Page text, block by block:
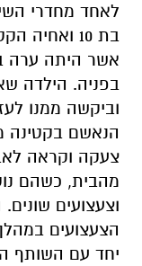
לאחד מחדרי
בת 10
אשר היתה ערה
בפניה. הילדה
וביקשה ממנו
הנאשם בקטינה
צעקה וקראה
וצעצועים
הצעצועים
יחד עם השותף